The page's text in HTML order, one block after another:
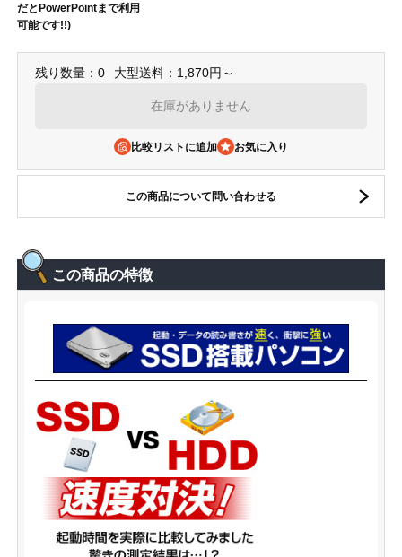
だとPowerPointまで利用
可能です!!)
残り数量：0 大型送料：1,870円～
在庫がありません
比較リストに追加
この商品について問い合わせる
この商品の特徴